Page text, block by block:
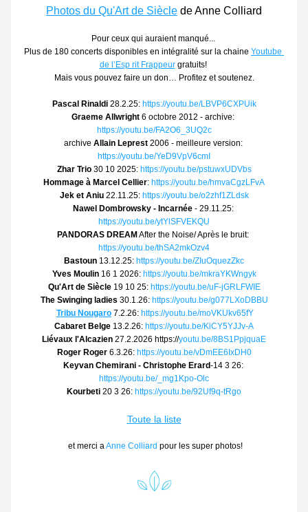
Photos du Qu'Art de Siècle de Anne Colliard
Pour ceux qui auraient manqué...
Plus de 180 concerts disponibles en intégralité sur la chaine Youtube
de l’Esp rit Frappeur gratuits!
Mais vous pouvez faire un don… Profitez et soutenez.
Pascal Rinaldi 28.2.25: https://youtu.be/LBVP6CXPUik
Graeme Allwright
https://youtu.be/FA2O6_3UQ2c
archive Allain Leprest
2006 - meilleure version:
https://youtu.be/YeD9VpV6cmI
Zhar Trio 30 10 2025: https://youtu.be/pstuwxUDVbs
Hommage à Marcel Cellier: https://youtu.be/hmvaCgzLFvA
Jek et Aniu 22.11.25: https://youtu.be/o2zhf1ZLdsk
Nawel Dombrowsky - Incarnée
- 29.11.25:
https://youtu.be/ytYlSFVEKQU
PANDORAS DREAM
https://youtu.be/thSA2mkOzv4
Bastoun 13.12.25: https://youtu.be/ZIuOquezZkc
Yves Moulin 16 1 2026: https://youtu.be/mkraYKWngyk
Qu'Art de Siècle 19 10 25: https://youtu.be/uF-jGRLFWIE
The Swinging ladies 30.1.26: https://youtu.be/g077LXoDBBU
Tribu Nougaro 7.2.26: https://youtu.be/moVKUkv65fY
Cabaret Belge 13.2.26: https://youtu.be/KiCY5YJJv-A
Liévaux l'Alcazien 27.2.2026 https://youtu.be/8BS1PpjquaE
Roger Roger 6.3.26: https://youtu.be/vDmEE6IxDH0
Keyvan Chemirani - Christophe Erard
-14 3 26:
https://youtu.be/_mg1Kpo-Olc
Kourbeti 20 3 26: https://youtu.be/92Uf9q-tRgo
Toute la liste
et merci a Anne Colliard pour les super photos!